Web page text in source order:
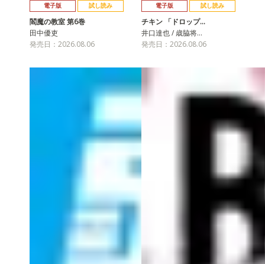
電子版 試し読み
閻魔の教室 第6巻
田中優吏
発売日：2026.08.06
電子版 試し読み
チキン 「ドロップ…
井口達也 / 歳脇将…
発売日：2026.08.06